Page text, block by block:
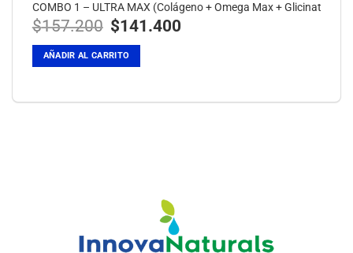
COMBO 1 – ULTRA MAX (Colágeno + Omega Max + Glicinato)
$157.200
El
precio
era:
$157.200.
$141.400
AÑADIR AL CARRITO